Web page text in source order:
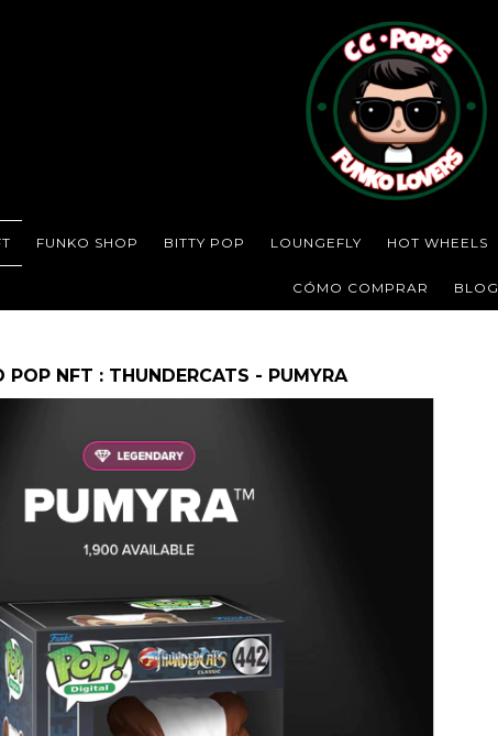
FUNKO SHOP BITTY POP LOUNGEFLY HOT WHEELS
CÓMO COMPRAR BLOG
POP NFT : THUNDERCATS - PUMYRA